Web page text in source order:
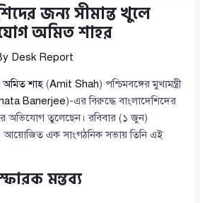
জন্য সীমান্ত খুলে
অমিত শাহর
Desk Report
অমিত শাহ (Amit Shah) পশ্চিমবঙ্গের মুখ্যমন্ত্রী
Banerjee)-এর বিরুদ্ধে বাংলাদেশিদের
অভিযোগ তুলেছেন। রবিবার (১ জুন)
আয়োজিত এক সাংগঠনিক সভায় তিনি এই
মন্তব্য